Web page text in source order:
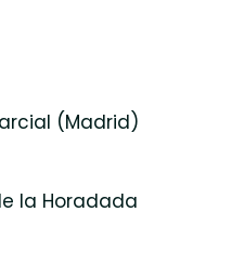
(Madrid)
la Horadada